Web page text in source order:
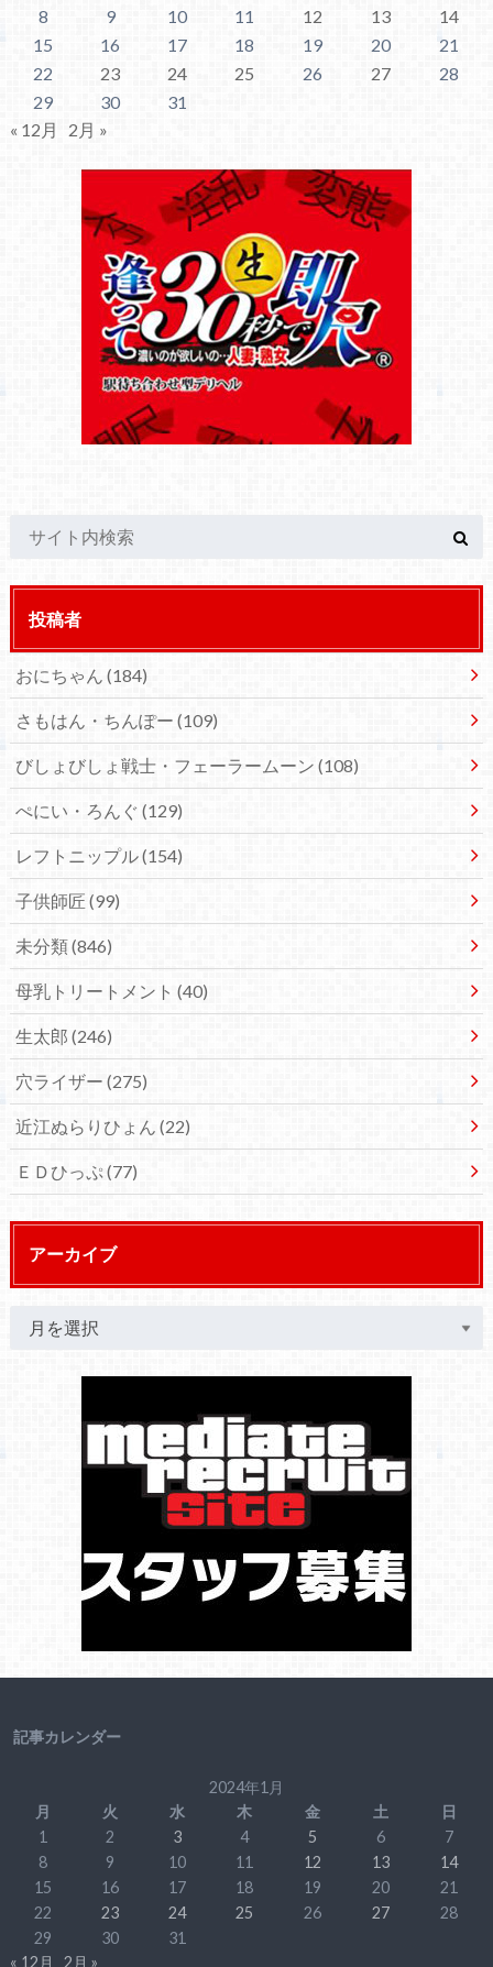
8
9 10 11 12 13
14
15
16 17 18 19 20
21
22
23 24 25 26 27
28
29
30
31
« 12月
2月 »
投稿者
おにちゃん (184)
さもはん・ちんぽー (109)
びしょびしょ戦士・フェーラームーン (108)
ぺにい・ろんぐ (129)
レフトニップル(154)
子供師匠 (99)
未分類(846)
母乳トリートメント (40)
生太郎 (246)
穴ライザー (275)
近江ぬらりひょん (22)
ＥＤひっぷ(77)
アーカイブ
記事カレンダー
2024年1月
月
火 水 木 金 土
日
1
2 3 4 5 6
7
8
9 10 11 12 13
14
15
16 17 18 19 20
21
22
23 24 25 26 27
28
29
30
31
« 12月
2月 »